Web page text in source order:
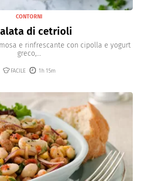
CONTORNI
di cetrioli
e rinfrescante con cipolla e yogurt
greco,...
FACILE 1h 15m